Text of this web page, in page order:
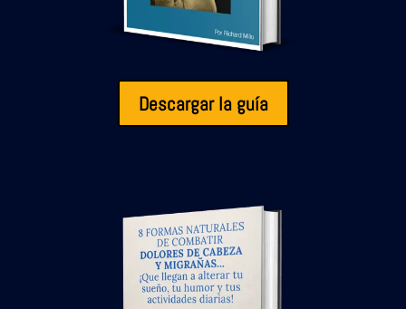
Descargar la guía